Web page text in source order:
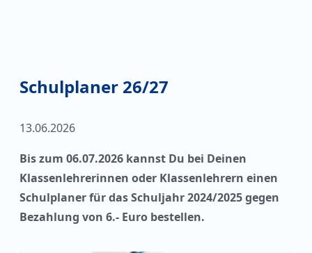
Schulplaner 26/27
13.06.2026
Bis zum 06.07.2026 kannst Du bei Deinen
Klassenlehrerinnen oder Klassenlehrern einen
Schulplaner für das Schuljahr 2024/2025 gegen
Bezahlung von 6.- Euro bestellen.